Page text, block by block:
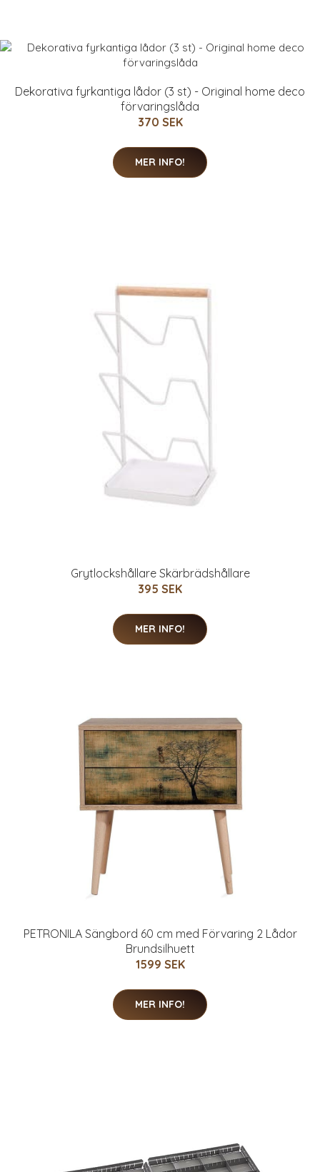
Dekorativa fyrkantiga lådor (3 st) - Original home deco
förvaringslåda
370 SEK
MER INFO!
Grytlockshållare Skärbrädshållare
395 SEK
MER INFO!
PETRONILA Sängbord 60 cm med Förvaring 2 Lådor
Brundsilhuett
1599 SEK
MER INFO!